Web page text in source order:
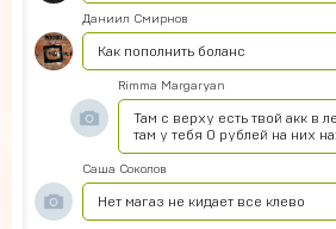
Даниил Смирнов
Как пополнить боланс
Rimma Margaryan
Там с верху есть твой акк в
там у тебя 0 рублей на них
Саша Соколов
Нет магаз не кидает все клево